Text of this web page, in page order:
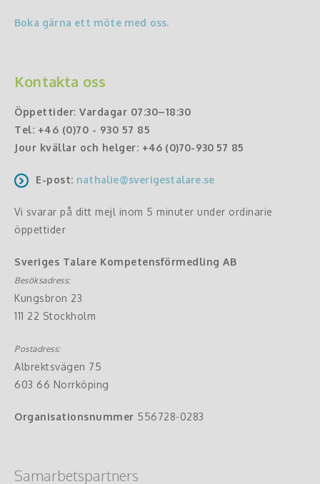
Boka gärna ett möte med oss.
Kontakta oss
Öppettider: Vardagar 07:30–18:30
Tel: +46 (0)70 - 930 57 85
Jour kvällar och helger: +46 (0)70-930 57 85
E-post: nathalie@sverigestalare.se
Vi svarar på ditt mejl inom 5 minuter under ordinarie
öppettider
Sveriges Talare Kompetensförmedling AB
Besöksadress:
Kungsbron 23
111 22 Stockholm
Postadress:
Albrektsvägen 75
603 66 Norrköping
Organisationsnummer 556728-0283
Samarbetspartners